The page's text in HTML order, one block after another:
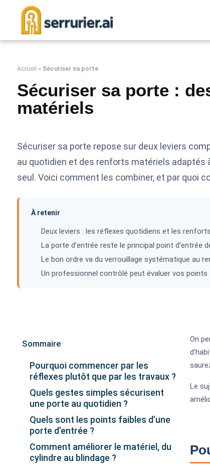
Accueil » Sécuriser sa porte
Sécuriser sa porte :
matériels
Sécuriser sa porte repose sur deux leviers
au quotidien et des renforts matériels adaptés
seul. Voici comment les combiner, et par quoi
À retenir
Deux leviers : les réflexes quotidiens et les
La porte d’entrée reste le principal point d’entrée
Le bon ordre va du verrouillage systématique au
Un professionnel contrôlé peut évaluer vos
Sommaire
Pourquoi commencer par les
réflexes plutôt que par les travaux ?
Quels gestes simples sécurisent
une porte au quotidien ?
Quels sont les points faibles d’une
porte d’entrée ?
Comment améliorer le matériel, du
cylindre au blindage ?
On
Le